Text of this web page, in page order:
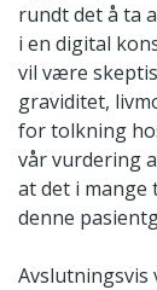
rundt det å ta
i en digital
vil være
graviditet,
for tolkning
vår vurdering
at det i
denne
Avslutningsvis